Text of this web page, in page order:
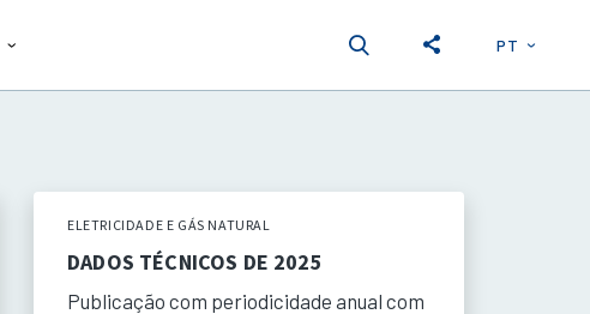
PT
ELETRICIDADE E GÁS NATURAL
DADOS TÉCNICOS DE 2025
Publicação com periodicidade anual com